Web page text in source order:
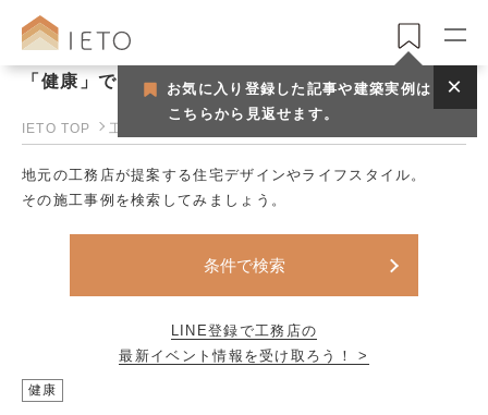
お気に入り登録した記事や建築実例は
こちらから見返せます。
「健康」で見つける工務店一覧
IETO TOP 工務店一覧
地元の工務店が提案する住宅デザインやライフスタイル。
その施工事例を検索してみましょう。
条件で検索
LINE登録で工務店の
最新イベント情報を受け取ろう！ >
健康